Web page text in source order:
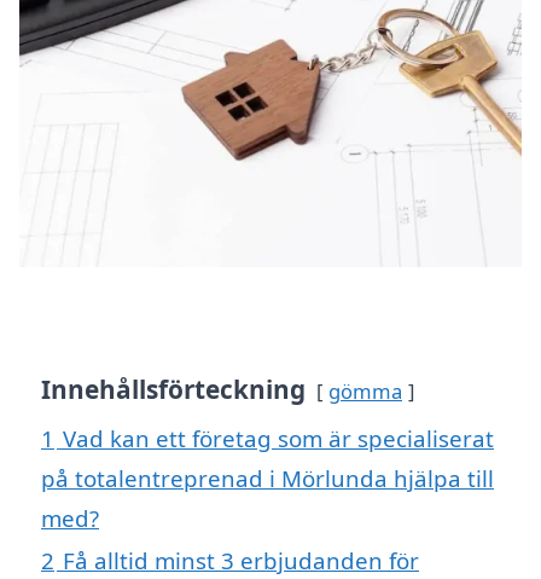
Innehållsförteckning gömma
1 Vad kan ett företag som är specialiserat
på totalentreprenad i Mörlunda hjälpa till
med?
2 Få alltid minst 3 erbjudanden för